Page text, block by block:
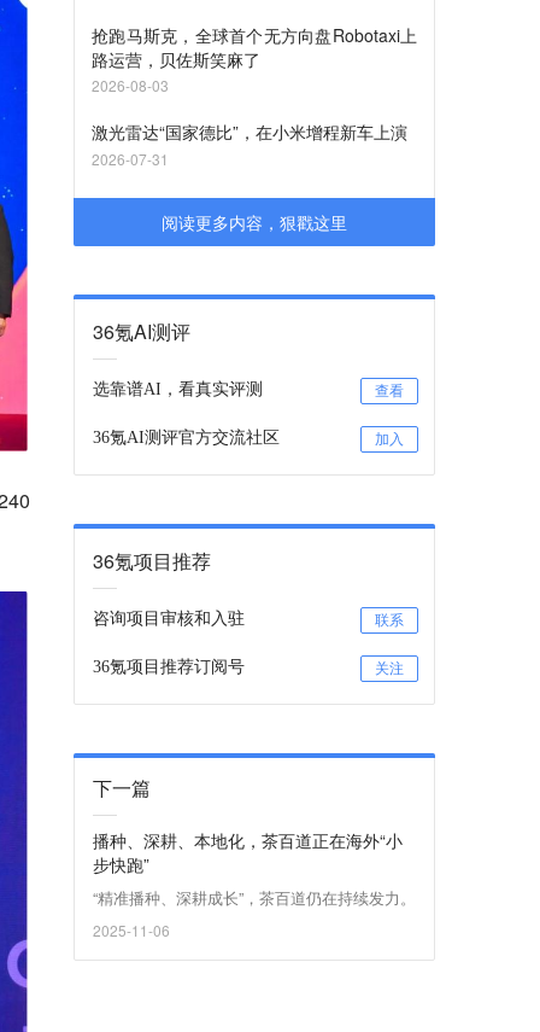
抢跑马斯克，全球首个无方向盘Robotaxi上
路运营，贝佐斯笑麻了
2026-08-03
激光雷达“国家德比”，在小米增程新车上演
2026-07-31
阅读更多内容，狠戳这里
36氪AI测评
选靠谱AI，看真实评测 查看
36氪AI测评官方交流社区 加入
36氪项目推荐
咨询项目审核和入驻 联系
36氪项目推荐订阅号 关注
下一篇
播种、深耕、本地化，茶百道正在海外“小
步快跑”
“精准播种、深耕成长”，茶百道仍在持续发力。
2025-11-06